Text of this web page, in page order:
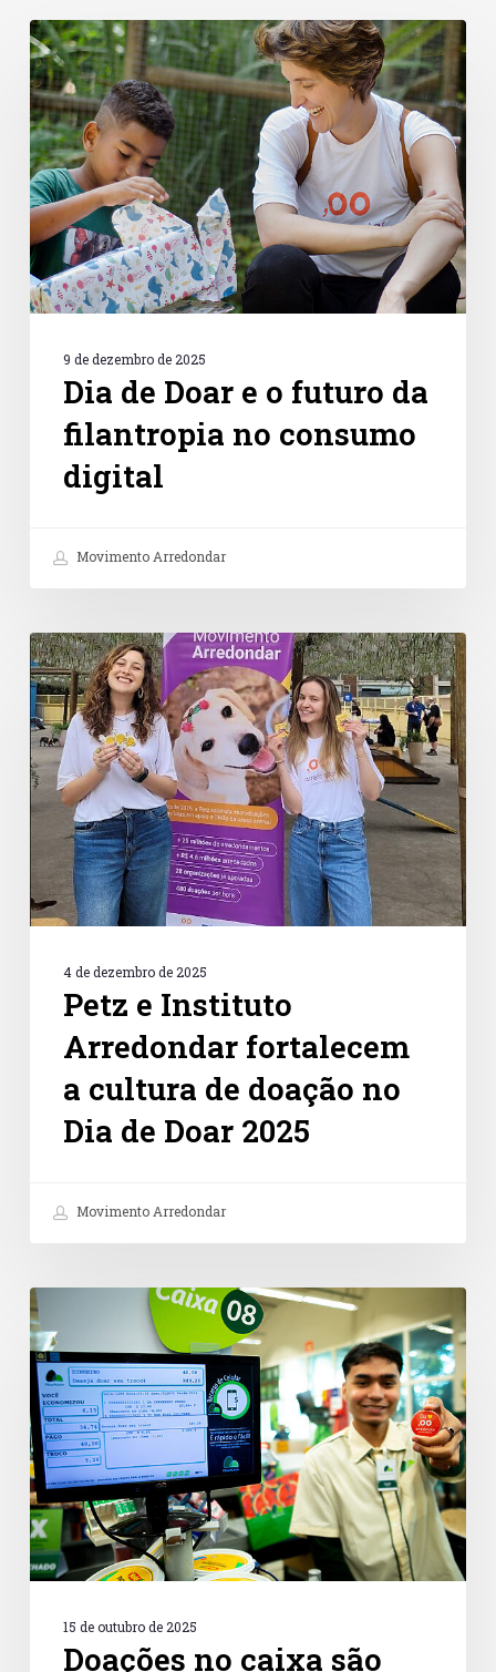
Dia
de
Doar
e
o
futuro
da
filantropia
no
consumo
digital
9 de dezembro de 2025
Dia de Doar e o futuro da
filantropia no consumo
digital
Movimento Arredondar
Petz
e
Instituto
Arredondar
fortalecem
a
cultura
de
doação
no
Dia
de
4 de dezembro de 2025
Petz e Instituto
Arredondar fortalecem
a cultura de doação no
Dia de Doar 2025
Movimento Arredondar
Doações
no
caixa
são
caminho
promissor
para
a
cultura
de
doação
no
15 de outubro de 2025
Doações no caixa são